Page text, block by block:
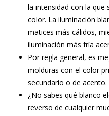
la intensidad con la que
color. La iluminación
matices más cálidos,
iluminación más fría
Por regla general, es
molduras con el color
secundario o de acento.
¿No sabes qué blanco
reverso de cualquier